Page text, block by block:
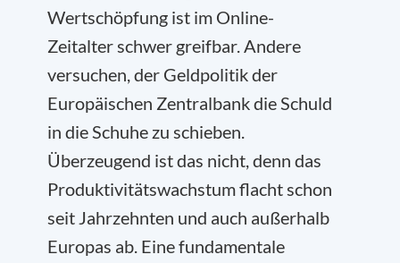
Wertschöpfung ist im Online-
Zeitalter schwer greifbar. Andere
versuchen, der Geldpolitik der
Europäischen Zentralbank die Schuld
in die Schuhe zu schieben.
Überzeugend ist das nicht, denn das
Produktivitätswachstum flacht schon
seit Jahrzehnten und auch außerhalb
Europas ab. Eine fundamentale